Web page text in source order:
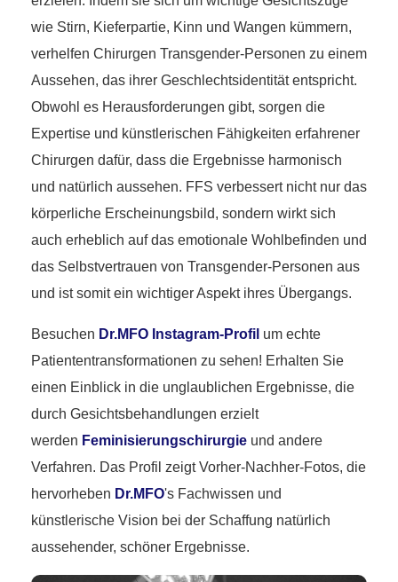
wie Stirn, Kieferpartie, Kinn und Wangen kümmern,
verhelfen Chirurgen Transgender-Personen zu einem
Aussehen, das ihrer Geschlechtsidentität entspricht.
Obwohl es Herausforderungen gibt, sorgen die
Expertise und künstlerischen Fähigkeiten erfahrener
Chirurgen dafür, dass die Ergebnisse harmonisch
und natürlich aussehen. FFS verbessert nicht nur das
körperliche Erscheinungsbild, sondern wirkt sich
auch erheblich auf das emotionale Wohlbefinden und
das Selbstvertrauen von Transgender-Personen aus
und ist somit ein wichtiger Aspekt ihres Übergangs.
Besuchen Dr.MFO Instagram-Profil um echte
Patiententransformationen zu sehen! Erhalten Sie
einen Einblick in die unglaublichen Ergebnisse, die
durch Gesichtsbehandlungen erzielt
werden Feminisierungschirurgie und andere
Verfahren. Das Profil zeigt Vorher-Nachher-Fotos, die
hervorheben Dr.MFO's Fachwissen und
künstlerische Vision bei der Schaffung natürlich
aussehender, schöner Ergebnisse.